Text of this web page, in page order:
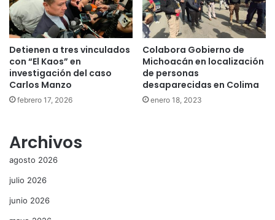
Detienen a tres vinculados
con “El Kaos” en
investigación del caso
Carlos Manzo
febrero 17, 2026
Colabora Gobierno de
Michoacán en localización
de personas
desaparecidas en Colima
enero 18, 2023
Archivos
agosto 2026
julio 2026
junio 2026